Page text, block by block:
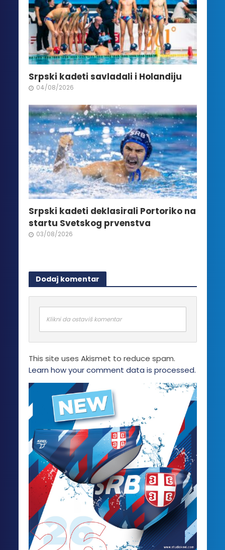
Srpski kadeti savladali i Holandiju
04/08/2026
Srpski kadeti deklasirali Portoriko na
startu Svetskog prvenstva
03/08/2026
Dodaj komentar
Klikni da ostaviš komentar
This site uses Akismet to reduce spam.
Learn how your comment data is processed.